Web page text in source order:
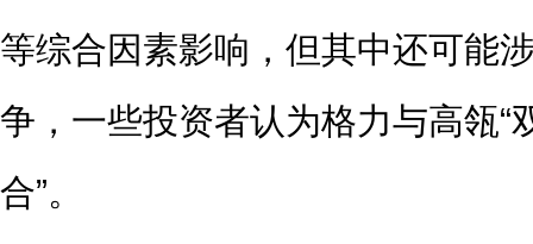
等综合因素影响，但其中还可能
争，一些投资者认为格力与高瓴“
合”。